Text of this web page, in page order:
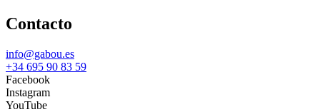
Contacto
info@gabou.es
+34 695 90 83 59
Facebook
Instagram
YouTube